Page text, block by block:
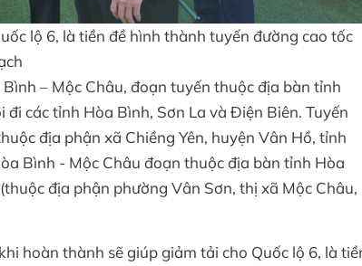
lộ 6, là tiền đề hình thành tuyến đường cao tốc
– Mộc Châu, đoạn tuyến thuộc địa bàn tỉnh
các tỉnh Hòa Bình, Sơn La và Điện Biên. Tuyến
địa phận xã Chiềng Yên, huyện Vân Hồ, tỉnh
Bình - Mộc Châu đoạn thuộc địa bàn tỉnh Hòa
địa phận phường Vân Sơn, thị xã Mộc Châu,
hoàn thành sẽ giúp giảm tải cho Quốc lộ 6, là